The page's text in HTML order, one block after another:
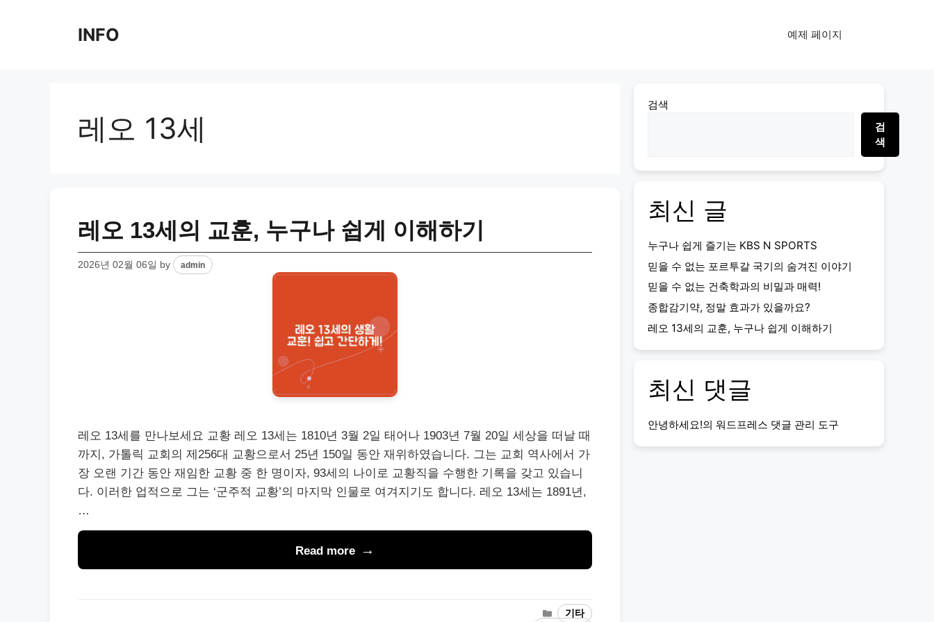
INFO 예제 페이지
레오 13세
레오 13세의 교훈, 누구나 쉽게 이해하기
2026년 02월 06일 by admin
레오 13세를 만나보세요 교황 레오 13세는 1810년 3월 2일 태어나 1903년 7월 20일 세상을 떠날 때
까지, 가톨릭 교회의 제256대 교황으로서 25년 150일 동안 재위하였습니다. 그는 교회 역사에서 가
장 오랜 기간 동안 재임한 교황 중 한 명이자, 93세의 나이로 교황직을 수행한 기록을 갖고 있습니
다. 이러한 업적으로 그는 ‘군주적 교황’의 마지막 인물로 여겨지기도 합니다. 레오 13세는 1891년,
…
Read more
Categories
기타
검색
검
색
최신 글
누구나 쉽게 즐기는 KBS N SPORTS
믿을 수 없는 포르투갈 국기의 숨겨진 이야기
믿을 수 없는 건축학과의 비밀과 매력!
종합감기약, 정말 효과가 있을까요?
레오 13세의 교훈, 누구나 쉽게 이해하기
최신 댓글
안녕하세요!의 워드프레스 댓글 관리 도구